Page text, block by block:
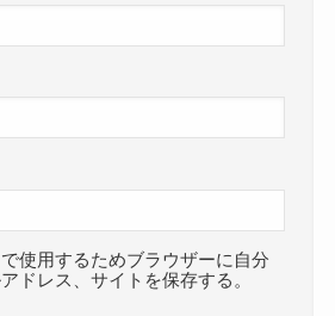
使用するためブラウザーに自分
ドレス、サイトを保存する。